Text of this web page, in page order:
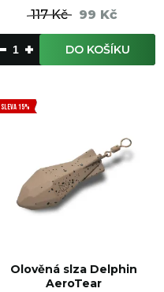
117 Kč 99 Kč
DO KOŠÍKU
SLEVA 15%
Olověná slza Delphin
AeroTear